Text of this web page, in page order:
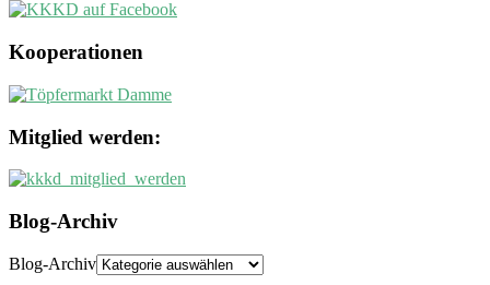
Kooperationen
Mitglied werden:
Blog-Archiv
Blog-Archiv